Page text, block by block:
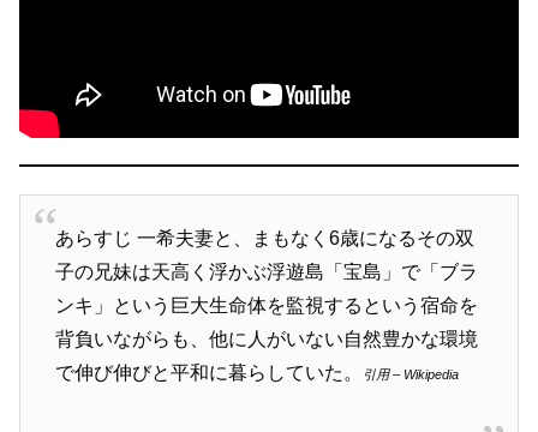
あらすじ 一希夫妻と、まもなく6歳になるその双
子の兄妹は天高く浮かぶ浮遊島「宝島」で「ブラ
ンキ」という巨大生命体を監視するという宿命を
背負いながらも、他に人がいない自然豊かな環境
で伸び伸びと平和に暮らしていた。
引用 – Wikipedia